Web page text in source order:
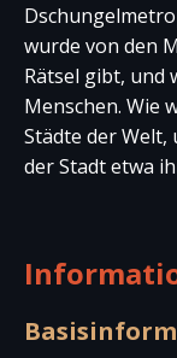
wurde von den
Rätsel gibt, und
Menschen. Wie
Städte der Welt,
der Stadt etwa